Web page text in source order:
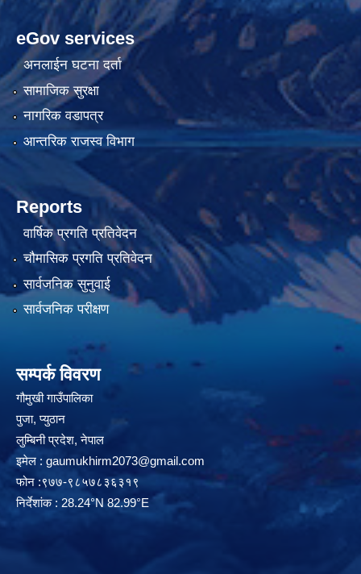
eGov services
अनलाईन घटना दर्ता
सामाजिक सुरक्षा
नागरिक वडापत्र
आन्तरिक राजस्व विभाग
Reports
वार्षिक प्रगति प्रतिवेदन
चौमासिक प्रगति प्रतिवेदन
सार्वजनिक सुनुवाई
सार्वजनिक परीक्षण
सम्पर्क विवरण
गौमुखी गाउँपालिका
पुजा, प्युठान
लुम्बिनी प्रदेश, नेपाल
इमेल : gaumukhirm2073@gmail.com
फोन :९७७-९८५७८३६३१९
निर्देशांक : 28.24°N 82.99°E